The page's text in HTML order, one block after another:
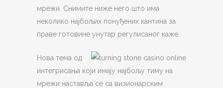
мрежи. Снимите ниже него што има
неколико најбољих понуђених кантина за
праве готовине унутар регулисаног каже.
Нова тема од
интегрисања који имају најбољу тиму на
мрежи наставља се са визионарским